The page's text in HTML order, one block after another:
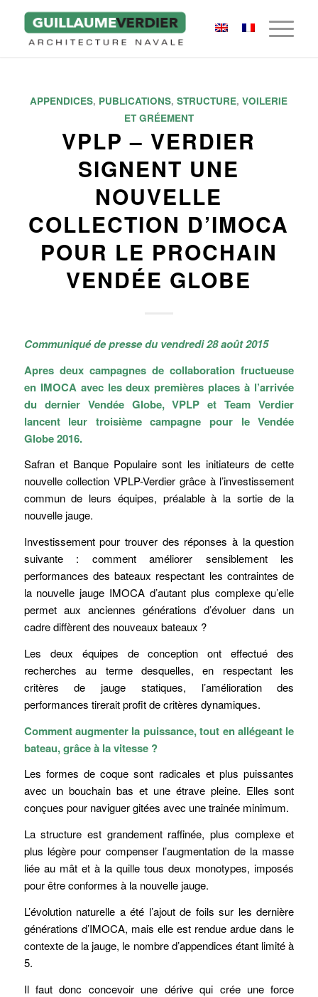
APPENDICES, PUBLICATIONS,STRUCTURE,VOILERIE
ET GRÉEMENT
VPLP – VERDIER
SIGNENT UNE
NOUVELLE
COLLECTION D’IMOCA
POUR LE PROCHAIN
VENDÉE GLOBE
Communiqué de presse du vendredi 28 août 2015
Apres deux campagnes de collaboration fructueuse
en IMOCA avec les deux premières places à l’arrivée
du dernier Vendée Globe, VPLP et Team Verdier
lancent leur troisième campagne pour le Vendée
Globe 2016.
Safran et Banque Populaire sont les initiateurs de cette
nouvelle collection VPLP-Verdier grâce à l’investissement
commun de leurs équipes, préalable à la sortie de la
nouvelle jauge.
Investissement pour trouver des réponses à la question
suivante : comment améliorer sensiblement les
performances des bateaux respectant les contraintes de
la nouvelle jauge IMOCA d’autant plus complexe qu’elle
permet aux anciennes générations d’évoluer dans un
cadre diffèrent des nouveaux bateaux ?
Les deux équipes de conception ont effectué des
recherches au terme desquelles, en respectant les
critères de jauge statiques, l’amélioration des
performances tirerait profit de critères dynamiques.
Comment augmenter la puissance, tout en allégeant le
bateau, grâce à la vitesse ?
Les formes de coque sont radicales et plus puissantes
avec un bouchain bas et une étrave pleine. Elles sont
conçues pour naviguer gitées avec une trainée minimum.
La structure est grandement raffinée, plus complexe et
plus légère pour compenser l’augmentation de la masse
liée au mât et à la quille tous deux monotypes, imposés
pour être conformes à la nouvelle jauge.
L’évolution naturelle a été l’ajout de foils sur les dernière
générations d’IMOCA, mais elle est rendue ardue dans le
contexte de la jauge, le nombre d’appendices étant limité à
5.
Il faut donc concevoir une dérive qui crée une force